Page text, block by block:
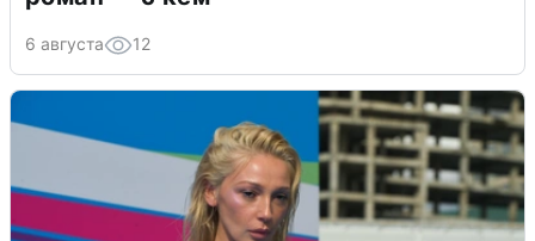
6 августа 12